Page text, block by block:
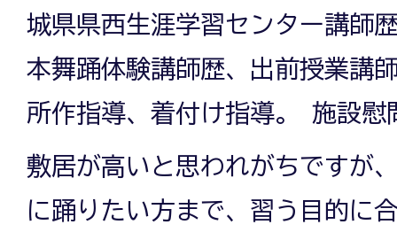
城県県西生涯学習センター講師
本舞踊体験講師歴、出前授業講
所作指導、着付け指導。 施設慰
敷居が高いと思われがちですが
に踊りたい方まで、習う目的に